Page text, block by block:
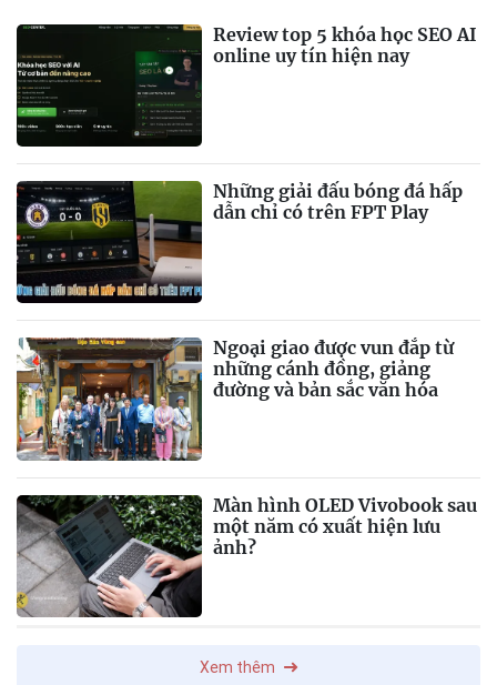
Review top 5 khóa học SEO AI
online uy tín hiện nay
Những giải đấu bóng đá hấp
dẫn chỉ có trên FPT Play
Ngoại giao được vun đắp từ
những cánh đồng, giảng
đường và bản sắc văn hóa
Màn hình OLED Vivobook sau
một năm có xuất hiện lưu
ảnh?
Xem thêm